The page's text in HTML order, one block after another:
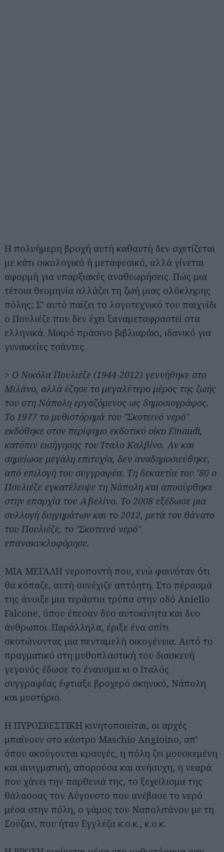
Η πολυήμερη βροχή αυτή καθαυτή δεν σχετίζεται
με κάτι οικολογικό ή μεταφυσικό, αλλά γίνεται
αφορμή για υπαρξιακές αναθεωρήσεις. Πώς μια
τέτοια θεομηνία αλλάζει τη ζωή μιας ολόκληρης
πόλης; Σ’ αυτό παίζει το λογοτεχνικό του παιχνίδι
ο Πουλιέζε που δεν έχει ξαναμεταφραστεί στα
ελληνικά. Μικρό πράσινο βιβλιαράκι, ιδανικό για
γυναικείες τσάντες.
> Ο Νικόλα Πουλιέζε (1944-2012) γεννήθηκε στο
Μιλάνο, αλλά έζησε το μεγαλύτερο μέρος της ζωής
του στη Νάπολη εργαζόμενος ως δημοσιογράφος.
Το 1977 το μυθιστόρημά του "Σκοτεινό νερό"
εκδόθηκε στον περίφημο εκδοτικό οίκο Einaudi,
κατόπιν εισήγησης του Ίταλο Καλβίνο. Αν και
σημείωσε μεγάλη επιτυχία, δεν αναδημοσιεύθηκε,
από επιλογή του συγγραφέα. Τη δεκαετία του ’80 ο
Πουλιέζε εγκατέλειψε τη Νάπολη και αποσύρθηκε
στην επαρχία του Αβελίνο. Το 2008 εξέδωσε μια
συλλογή διηγημάτων και το 2012, μετά τον θάνατο
του Πουλιέζε, το "Σκοτεινό νερό"
επανακυκλοφόρησε.
ΜΙΑ ΜΕΓΑΛΗ νεροποντή που, ενώ φαινόταν ότι
θα κόπαζε, αυτή συνέχιζε απτόητη. Στο πέρασμά
της άνοιξε μια τεράστια τρύπα στην οδό Aniello
Falcone, όπου έπεσαν δύο αυτοκίνητα και δυο
άνθρωποι. Παράλληλα, έριξε ένα σπίτι
σκοτώνοντας μια πενταμελή οικογένεια. Αυτό το
πραγματικό στη μυθοπλαστική του διασκευή
γεγονός έδωσε το έναυσμα κι ο Ιταλός
συγγραφέας έφτιαξε βροχερό σκηνικό, Νάπολη
και μυστήριο.
Η ΠΥΡΟΣΒΕΣΤΙΚΗ κινητοποιείται, οι αρχές
μπαίνουν στο κάστρο Maschio Angioino, απ’
όπου ακούγονται κραυγές, η πόλη ζει μουσκεμένη
και αινιγματική, απορούσα και ανήσυχη, η νεαρά
που χάνει την παρθενιά της, το ξεχείλισμα της
θάλασσας τον Αύγουστο που ανέβασε το νερό
μέσα στην πόλη, ο γάμος του Ναπολιτάνου με τη
Σούζαν, που ήταν Εγγλέζα κ.ο.κ., κ.ο.κ.